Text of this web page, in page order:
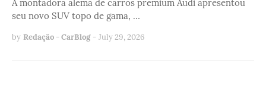
A montadora alemã de carros premium Audi apresentou
seu novo SUV topo de gama, …
by Redação - CarBlog - July 29, 2026